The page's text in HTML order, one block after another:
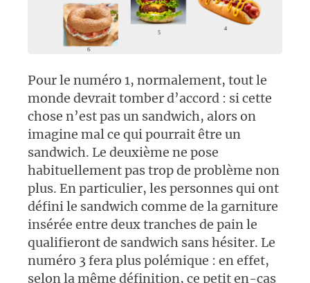
Pour le numéro 1, normalement, tout le
monde devrait tomber d’accord : si cette
chose n’est pas un sandwich, alors on
imagine mal ce qui pourrait être un
sandwich. Le deuxième ne pose
habituellement pas trop de problème non
plus. En particulier, les personnes qui ont
défini le sandwich comme de la garniture
insérée entre deux tranches de pain le
qualifieront de sandwich sans hésiter. Le
numéro 3 fera plus polémique : en effet,
selon la même définition, ce petit en-cas